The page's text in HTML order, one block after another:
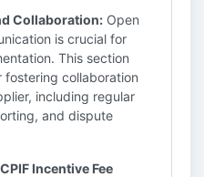
Collaboration: Open
is crucial for
This section
fostering collaboration
including regular
and dispute
Incentive Fee